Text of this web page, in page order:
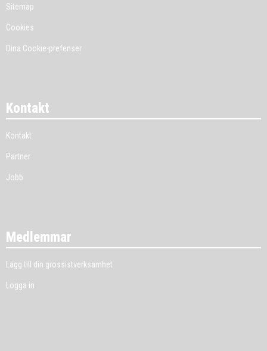
Sitemap
Cookies
Dina Cookie-prefenser
Kontakt
Kontakt
Partner
Jobb
Medlemmar
Lägg till din grossistverksamhet
Logga in